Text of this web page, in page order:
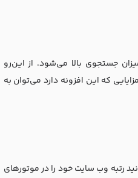
جستجوی بالا می‌شود. از این‌رو
که این افزونه دارد می‌توان به
رتبه وب سایت خود را در موتورهای